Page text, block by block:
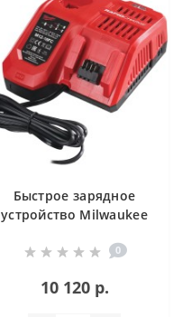
Быстрое зарядное
устройство Milwaukee
0
10 120 р.